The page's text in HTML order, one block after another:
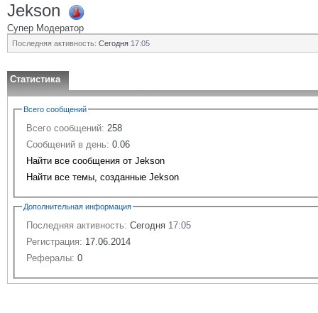
Jekson
Супер Модератор
Последняя активность: Сегодня 17:05
Статистика
Всего сообщений
Всего сообщений: 258
Сообщений в день: 0.06
Найти все сообщения от Jekson
Найти все темы, созданные Jekson
Дополнительная информация
Последняя активность: Сегодня 17:05
Регистрация: 17.06.2014
Рефералы: 0